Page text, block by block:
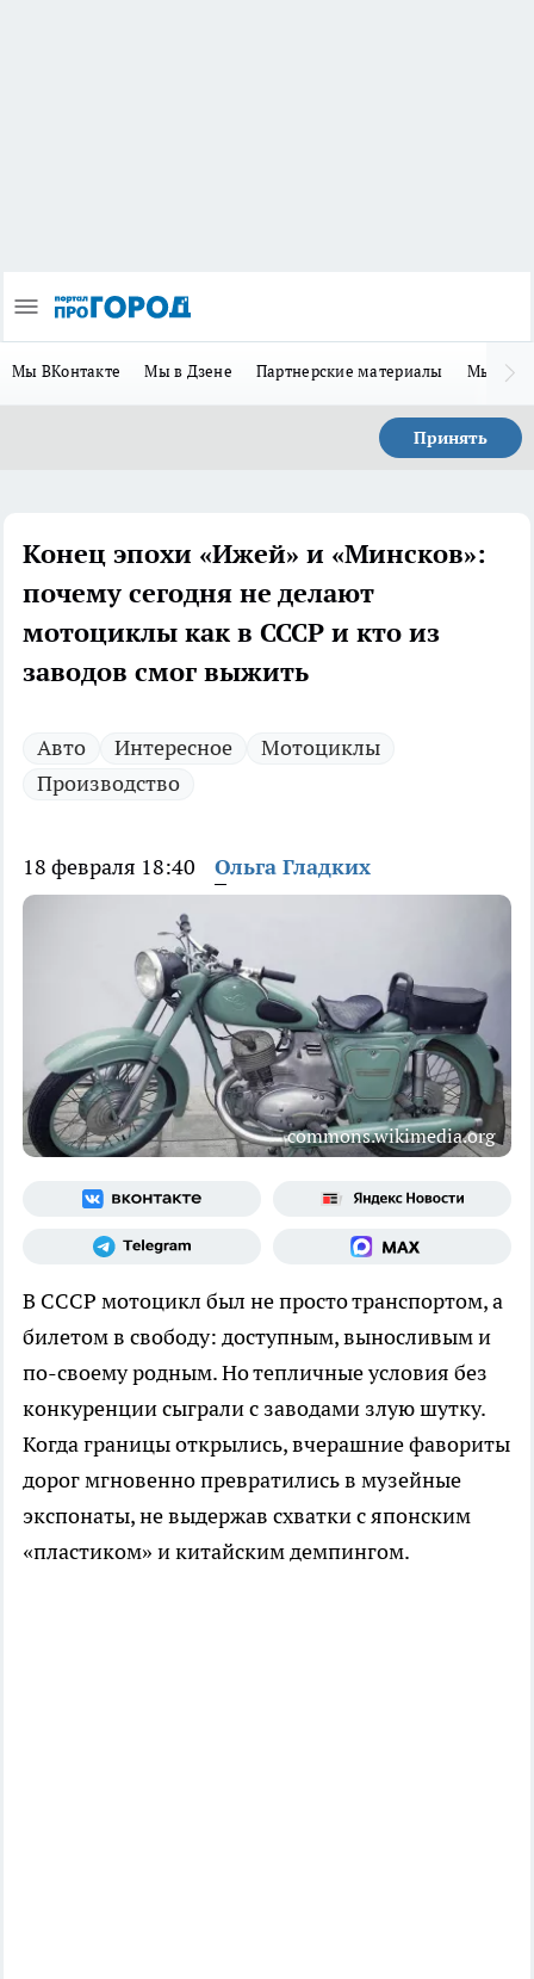
Мы ВКонтакте Мы в Дзене Партнерские материалы Мы в
Принять
Конец эпохи «Ижей» и «Минсков»:
почему сегодня не делают
мотоциклы как в СССР и кто из
заводов смог выжить
Авто Интересное
Мотоциклы
Производство
18 февраля 18:40 Ольга Гладких
commons.wikimedia.org
В СССР мотоцикл был не просто транспортом, а
билетом в свободу: доступным, выносливым и
по-своему родным. Но тепличные условия без
конкуренции сыграли с заводами злую шутку.
Когда границы открылись, вчерашние фавориты
дорог мгновенно превратились в музейные
экспонаты, не выдержав схватки с японским
«пластиком» и китайским демпингом.